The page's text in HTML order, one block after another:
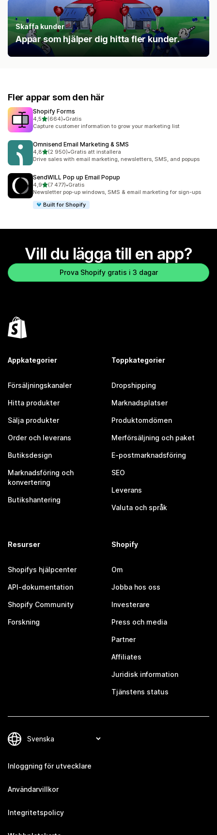
Skaffa kunder
Appar som hjälper dig hitta fler kunder.
Fler appar som den här
Shopify Forms
4,5av 5 stjärnor
(664)
664 recensioner totalt
•Gratis
Capture customer information to grow your marketing list
Omnisend Email Marketing & SMS
4,8av 5 stjärnor
(2 950)
2950 recensioner totalt
•Gratis att installera
Drive sales with email marketing, newsletters, SMS, and popups
SendWILL Pop up Email Popup
4,9av 5 stjärnor
(7 477)
7477 recensioner totalt
•Gratis
Newsletter pop-up windows, SMS & email marketing for sign-ups
Built for Shopify
Vill du lägga till en app?
Prova Shopify gratis i 3 dagar
Appkategorier
Försäljningskanaler
Hitta produkter
Sälja produkter
Order och leverans
Butiksdesign
Marknadsföring och
konvertering
Butikshantering
Toppkategorier
Dropshipping
Marknadsplatser
Produktomdömen
Merförsäljning och paket
E-postmarknadsföring
SEO
Leverans
Valuta och språk
Resurser
Shopifys hjälpcenter
API-dokumentation
Shopify Community
Forskning
Shopify
Om
Jobba hos oss
Investerare
Press och media
Partner
Affiliates
Juridisk information
Tjänstens status
Inloggning för utvecklare
Användarvillkor
Integritetspolicy